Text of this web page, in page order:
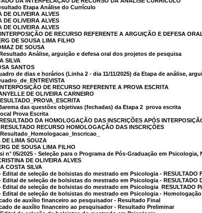
Etapa Análise do Currículo
DE OLIVEIRA ALVES
DE OLIVEIRA ALVES
DE OLIVEIRA ALVES
DE RECURSO REFERENTE A ARGUIÇÃO E DEFESA
DE SOUSA LIMA FILHO
DE SOUSA
Resultado Análise, arguição e defesa oral dos projetos de pesquisa
SILVA
SANTOS
de dias e horários (Linha 2 - dia 11/11/2025) da Etapa de análise,
DE RECURSO REFERENTE A PROVA ESCRITA
DE OLIVEIRA CARNEIRO
das questões objetivas (fechadas) da Etapa 2  prova escrita
Prova Escrita
DA HOMOLOGAÇÃO DAS INSCRIÇÕES APÓS
RECURSO HOMOLOGAÇÃO DAS INSCRIÇÕES
DE LIMA SOUZA
DE SOUSA LIMA FILHO
n° 05/2025 - Seleção para o Programa de Pós-Graduação em Psicologia,
DE OLIVEIRA ALVES
COSTA SILVA
Edital de seleção de bolsistas do mestrado em Psicologia - RESULTADO
Edital de seleção de bolsistas do mestrado em Psicologia - RESULTADO
Edital de seleção de bolsistas do mestrado em Psicologia  RESULTADO
- Edital de seleção de bolsistas do mestrado em Psicologia -
de auxílio financeiro ao pesquisador - Resultado Final
de auxílio financeiro ao pesquisador - Resultado Preliminar